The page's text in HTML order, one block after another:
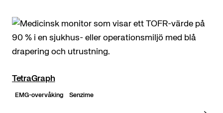
TetraGraph
EMG-overvåking Senzime